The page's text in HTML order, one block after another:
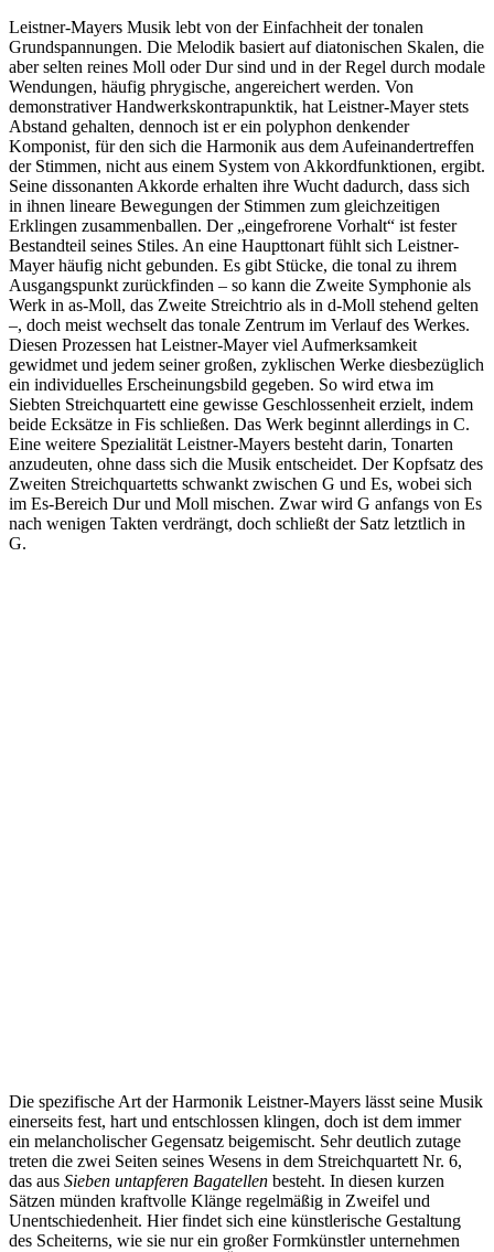
Leistner-Mayers Musik lebt von der Einfachheit der tonalen
Grundspannungen. Die Melodik basiert auf diatonischen Skalen, die
aber selten reines Moll oder Dur sind und in der Regel durch modale
Wendungen, häufig phrygische, angereichert werden. Von
demonstrativer Handwerkskontrapunktik, hat Leistner-Mayer stets
Abstand gehalten, dennoch ist er ein polyphon denkender
Komponist, für den sich die Harmonik aus dem Aufeinandertreffen
der Stimmen, nicht aus einem System von Akkordfunktionen, ergibt.
Seine dissonanten Akkorde erhalten ihre Wucht dadurch, dass sich
in ihnen lineare Bewegungen der Stimmen zum gleichzeitigen
Erklingen zusammenballen. Der „eingefrorene Vorhalt“ ist fester
Bestandteil seines Stiles. An eine Haupttonart fühlt sich Leistner-
Mayer häufig nicht gebunden. Es gibt Stücke, die tonal zu ihrem
Ausgangspunkt zurückfinden – so kann die Zweite Symphonie als
Werk in as-Moll, das Zweite Streichtrio als in d-Moll stehend gelten
–, doch meist wechselt das tonale Zentrum im Verlauf des Werkes.
Diesen Prozessen hat Leistner-Mayer viel Aufmerksamkeit
gewidmet und jedem seiner großen, zyklischen Werke diesbezüglich
ein individuelles Erscheinungsbild gegeben. So wird etwa im
Siebten Streichquartett eine gewisse Geschlossenheit erzielt, indem
beide Ecksätze in Fis schließen. Das Werk beginnt allerdings in C.
Eine weitere Spezialität Leistner-Mayers besteht darin, Tonarten
anzudeuten, ohne dass sich die Musik entscheidet. Der Kopfsatz des
Zweiten Streichquartetts schwankt zwischen G und Es, wobei sich
im Es-Bereich Dur und Moll mischen. Zwar wird G anfangs von Es
nach wenigen Takten verdrängt, doch schließt der Satz letztlich in
G.
Die spezifische Art der Harmonik Leistner-Mayers lässt seine Musik
einerseits fest, hart und entschlossen klingen, doch ist dem immer
ein melancholischer Gegensatz beigemischt. Sehr deutlich zutage
treten die zwei Seiten seines Wesens in dem Streichquartett Nr. 6,
das aus Sieben untapferen Bagatellen besteht. In diesen kurzen
Sätzen münden kraftvolle Klänge regelmäßig in Zweifel und
Unentschiedenheit. Hier findet sich eine künstlerische Gestaltung
des Scheiterns, wie sie nur ein großer Formkünstler unternehmen